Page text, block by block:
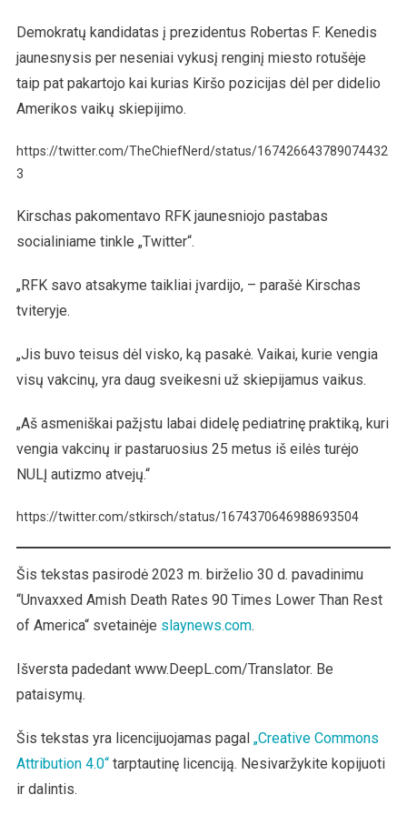
Demokratų kandidatas į prezidentus Robertas F. Kenedis
jaunesnysis per neseniai vykusį renginį miesto rotušėje
taip pat pakartojo kai kurias Kiršo pozicijas dėl per didelio
Amerikos vaikų skiepijimo.
https://twitter.com/TheChiefNerd/status/167426643789074432
3
Kirschas pakomentavo RFK jaunesniojo pastabas
socialiniame tinkle „Twitter“.
„RFK savo atsakyme taikliai įvardijo, – parašė Kirschas
tviteryje.
„Jis buvo teisus dėl visko, ką pasakė. Vaikai, kurie vengia
visų vakcinų, yra daug sveikesni už skiepijamus vaikus.
„Aš asmeniškai pažįstu labai didelę pediatrinę praktiką, kuri
vengia vakcinų ir pastaruosius 25 metus iš eilės turėjo
NULĮ autizmo atvejų.“
https://twitter.com/stkirsch/status/1674370646988693504
Šis tekstas pasirodė 2023 m. birželio 30 d. pavadinimu
“Unvaxxed Amish Death Rates 90 Times Lower Than Rest
of America“ svetainėje slaynews.com.
Išversta padedant www.DeepL.com/Translator. Be
pataisymų.
Šis tekstas yra licencijuojamas pagal „Creative Commons
Attribution 4.0“tarptautinę licenciją. Nesivaržykite kopijuoti
ir dalintis.